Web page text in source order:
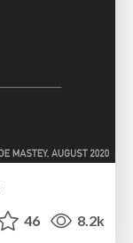
46 8.2k